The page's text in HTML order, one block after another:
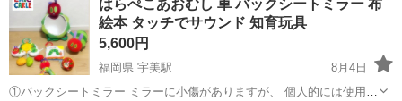
はらぺこあおむし 車 バックシートミラー 布
絵本 タッチでサウンド 知育玩具
5,600円
福岡県 宇美駅
8月4日
①バックシートミラー ミラーに小傷がありますが、 個人的には使用に